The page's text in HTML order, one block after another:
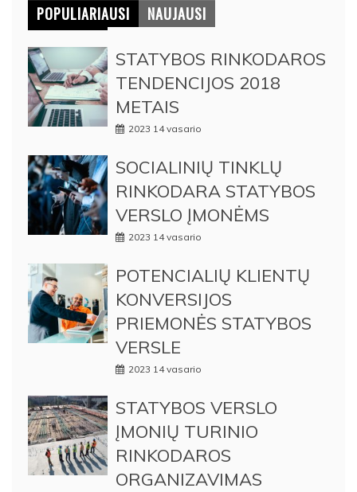
POPULIARIAUSI NAUJAUSI
STATYBOS RINKODAROS
TENDENCIJOS 2018
METAIS
2023 14 vasario
SOCIALINIŲ TINKLŲ
RINKODARA STATYBOS
VERSLO ĮMONĖMS
2023 14 vasario
POTENCIALIŲ KLIENTŲ
KONVERSIJOS
PRIEMONĖS STATYBOS
VERSLE
2023 14 vasario
STATYBOS VERSLO
ĮMONIŲ TURINIO
RINKODAROS
ORGANIZAVIMAS